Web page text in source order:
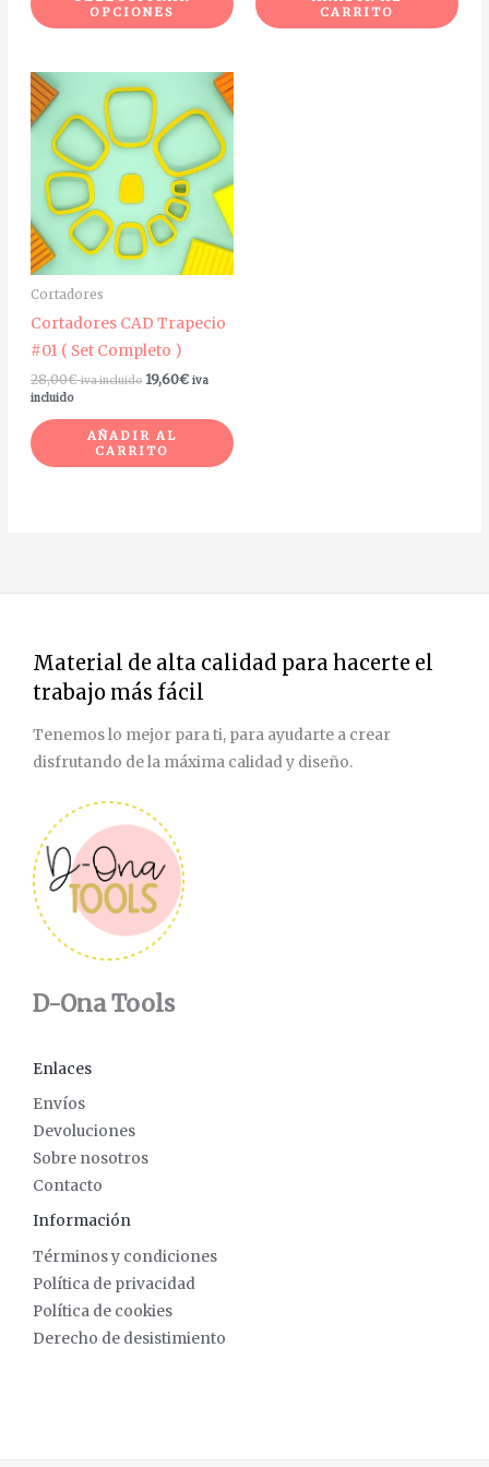
OPCIONES
producto
CARRITO
Cortadores
Cortadores CAD Trapecio
#01 ( Set Completo )
28,00€ iva incluido 19,60€ iva
incluido
AÑADIR AL
CARRITO
Material de alta calidad para hacerte el
trabajo más fácil
Tenemos lo mejor para ti, para ayudarte a crear
disfrutando de la máxima calidad y diseño.
D-Ona Tools
Enlaces
Envíos
Devoluciones
Sobre nosotros
Contacto
Información
Términos y condiciones
Política de privacidad
Política de cookies
Derecho de desistimiento